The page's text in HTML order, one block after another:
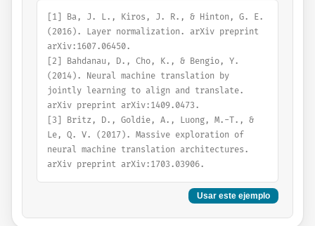
[1] Ba, J. L., Kiros, J. R., & Hinton, G. E.
(2016). Layer normalization. arXiv preprint
arXiv:1607.06450.
[2] Bahdanau, D., Cho, K., & Bengio, Y.
(2014). Neural machine translation by
jointly learning to align and translate.
arXiv preprint arXiv:1409.0473.
[3] Britz, D., Goldie, A., Luong, M.-T., &
Le, Q. V. (2017). Massive exploration of
neural machine translation architectures.
arXiv preprint arXiv:1703.03906.
Usar este ejemplo